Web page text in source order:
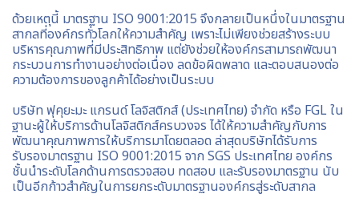
ด้วยเหตุนี้ มาตรฐาน ISO 9001:2015 จึงกลายเป็นหนึ่งในมาตรฐาน
สากลที่องค์กรทั่วโลกให้ความสำคัญ เพราะไม่เพียงช่วยสร้างระบบ
บริหารคุณภาพที่มีประสิทธิภาพ แต่ยังช่วยให้องค์กรสามารถพัฒนา
กระบวนการทำงานอย่างต่อเนื่อง ลดข้อผิดพลาด และตอบสนองต่อ
ความต้องการของลูกค้าได้อย่างเป็นระบบ
บริษัท ฟุคุยะมะ แกรนด์ โลจิสติกส์ (ประเทศไทย) จำกัด หรือ FGL ใน
ฐานะผู้ให้บริการด้านโลจิสติกส์ครบวงจร ได้ให้ความสำคัญกับการ
พัฒนาคุณภาพการให้บริการมาโดยตลอด ล่าสุดบริษัทได้รับการ
รับรองมาตรฐาน ISO 9001:2015 จาก SGS ประเทศไทย องค์กร
ชั้นนำระดับโลกด้านการตรวจสอบ ทดสอบ และรับรองมาตรฐาน นับ
เป็นอีกก้าวสำคัญในการยกระดับมาตรฐานองค์กรสู่ระดับสากล